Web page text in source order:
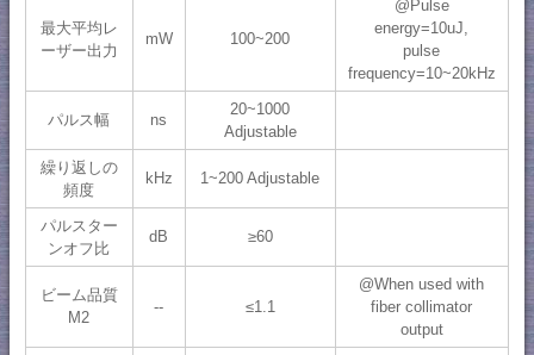
最大平均レ
ーザー出力
mW 100~200
@Pulse
energy=10uJ,
pulse
frequency=10~20kHz
パルス幅 ns
20~1000
Adjustable
繰り返しの
頻度
kHz 1~200 Adjustable
パルスター
ンオフ比
dB ≥60
ビーム品質
M2
-- ≤1.1
@When used with
fiber collimator
output